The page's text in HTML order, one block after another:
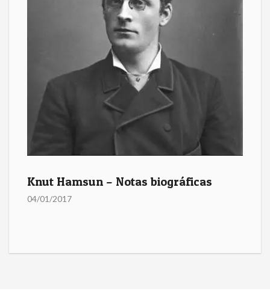
Knut Hamsun – Notas biográficas
04/01/2017